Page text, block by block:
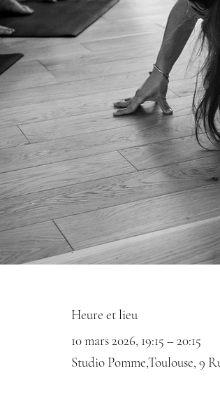
Heure et lieu
10 mars 2026, 19:15 – 20:15
Studio Pomme,Toulouse, 9